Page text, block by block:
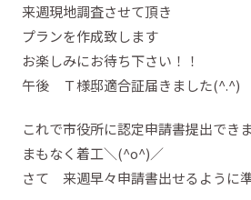
来週現地調査させて頂き
プランを作成致します
お楽しみにお待ち下さい！！
午後 Ｔ様邸適合証届きました(^.^)
これで市役所に認定申請書提出でき
まもなく着工＼(^o^)／
さて 来週早々申請書出せるように